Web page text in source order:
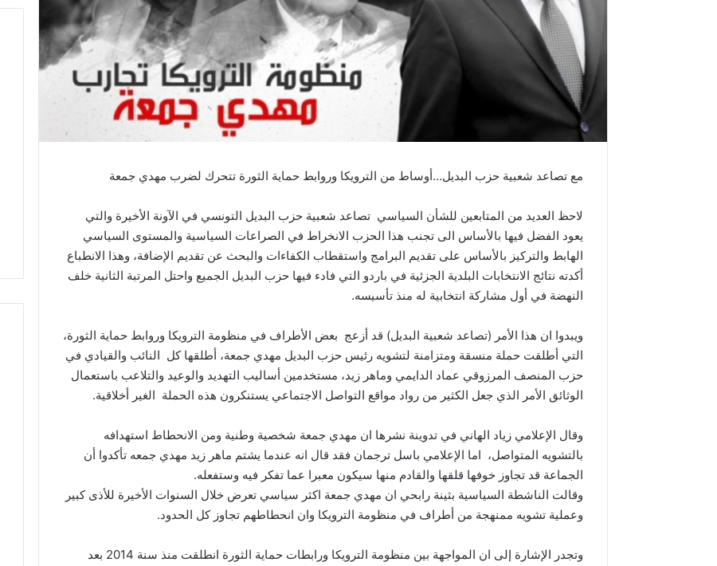
مع تصاعد شعبية حزب البديل…أوساط من الترويكا وروابط حماية الثورة تتحرك لضرب مهدي جمعة
لاحظ العديد من المتابعين للشأن السياسي تصاعد شعبية حزب البديل التونسي في الآونة الأخيرة والتي
يعود الفضل فيها بالأساس الى تجنب هذا الحزب الانخراط في الصراعات السياسية والمستوى السياسي
الهابط والتركيز بالأساس على تقديم البرامج واستقطاب الكفاءات والبحث عن تقديم الإضافة، وهذا الانطباع
أكدته نتائج الانتخابات البلدية الجزئية في باردو التي فادء فيها حزب البديل الجميع واحتل المرتبة الثانية خلف
النهضة في أول مشاركة انتخابية له منذ تأسيسه.
ويبدوا ان هذا الأمر (تصاعد شعبية البديل) قد أزعج بعض الأطراف في منظومة الترويكا وروابط حماية الثورة،
التي أطلقت حملة منسقة ومتزامنة لتشويه رئيس حزب البديل مهدي جمعة، أطلقها كل النائب والقيادي في
حزب المنصف المرزوقي عماد الدايمي وماهر زيد، مستخدمين أساليب التهديد والوعيد والتلاعب باستعمال
الوثائق الأمر الذي جعل الكثير من رواد مواقع التواصل الاجتماعي يستنكرون هذه الحملة الغير أخلاقية.
وقال الإعلامي زياد الهاني في تدوينة نشرها ان مهدي جمعة شخصية وطنية ومن الانحطاط استهدافه
بالتشويه المتواصل، اما الإعلامي باسل ترجمان فقد قال انه عندما يشتم ماهر زيد مهدي جمعه تأكدوا أن
الجماعة قد تجاوز خوفها قلقها والقادم منها سيكون معبرا عما تفكر فيه وستفعله.
وقالت الناشطة السياسية بثينة رابحي ان مهدي جمعة اكثر سياسي تعرض خلال السنوات الأخيرة للأذى كبير
وعملية تشويه ممنهجة من أطراف في منظومة الترويكا وان انحطاطهم تجاوز كل الحدود.
وتجدر الإشارة إلى ان المواجهة بين منظومة الترويكا ورابطات حماية الثورة انطلقت منذ سنة 2014 بعد